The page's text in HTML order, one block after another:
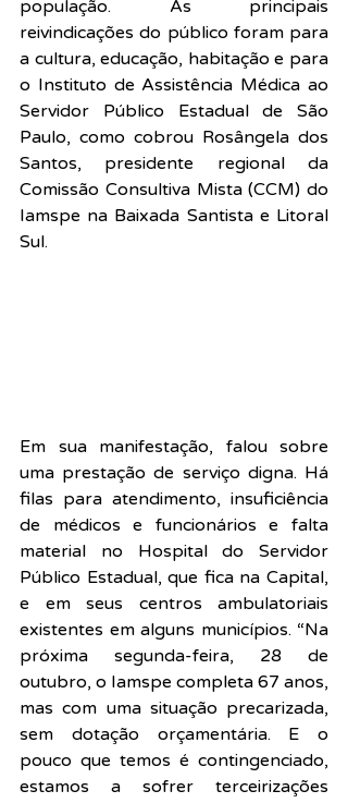
população. As principais
reivindicações do público foram para
a cultura, educação, habitação e para
o Instituto de Assistência Médica ao
Servidor Público Estadual de São
Paulo, como cobrou Rosângela dos
Santos, presidente regional da
Comissão Consultiva Mista (CCM) do
Iamspe na Baixada Santista e Litoral
Sul.
Em sua manifestação, falou sobre
uma prestação de serviço digna. Há
filas para atendimento, insuficiência
de médicos e funcionários e falta
material no Hospital do Servidor
Público Estadual, que fica na Capital,
e em seus centros ambulatoriais
existentes em alguns municípios. “Na
próxima segunda-feira, 28 de
outubro, o Iamspe completa 67 anos,
mas com uma situação precarizada,
sem dotação orçamentária. E o
pouco que temos é contingenciado,
estamos a sofrer terceirizações